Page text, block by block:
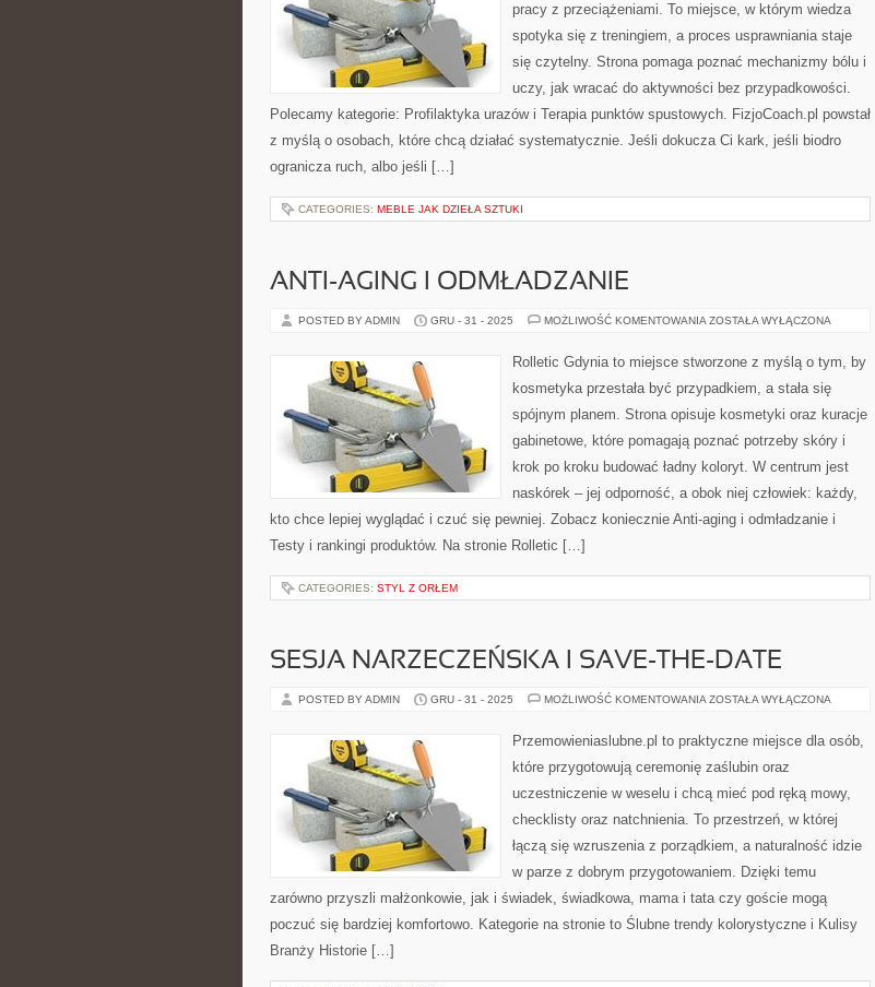
pracy z przeciążeniami. To miejsce, w którym wiedza
spotyka się z treningiem, a proces usprawniania staje
się czytelny. Strona pomaga poznać mechanizmy bólu i
uczy, jak wracać do aktywności bez przypadkowości.
Polecamy kategorie: Profilaktyka urazów i Terapia punktów spustowych. FizjoCoach.pl powstał
z myślą o osobach, które chcą działać systematycznie. Jeśli dokucza Ci kark, jeśli biodro
ogranicza ruch, albo jeśli […]
CATEGORIES: MEBLE JAK DZIEŁA SZTUKI
ANTI-AGING I ODMŁADZANIE
POSTED BY ADMIN GRU - 31 - 2025 MOŻLIWOŚĆ KOMENTOWANIA ANTI-
ODMŁADZANIE
ZOSTAŁA WYŁĄCZONA
Rolletic Gdynia to miejsce stworzone z myślą o tym, by
kosmetyka przestała być przypadkiem, a stała się
spójnym planem. Strona opisuje kosmetyki oraz kuracje
gabinetowe, które pomagają poznać potrzeby skóry i
krok po kroku budować ładny koloryt. W centrum jest
naskórek – jej odporność, a obok niej człowiek: każdy,
kto chce lepiej wyglądać i czuć się pewniej. Zobacz koniecznie Anti-aging i odmładzanie i
Testy i rankingi produktów. Na stronie Rolletic […]
CATEGORIES: STYL Z ORŁEM
SESJA NARZECZEŃSKA I SAVE-THE-DATE
POSTED BY ADMIN GRU - 31 - 2025 MOŻLIWOŚĆ KOMENTOWANIA SESJA
SAVE-
THE-
ZOSTAŁA WYŁĄCZONA
Przemowieniaslubne.pl to praktyczne miejsce dla osób,
które przygotowują ceremonię zaślubin oraz
uczestniczenie w weselu i chcą mieć pod ręką mowy,
checklisty oraz natchnienia. To przestrzeń, w której
łączą się wzruszenia z porządkiem, a naturalność idzie
w parze z dobrym przygotowaniem. Dzięki temu
zarówno przyszli małżonkowie, jak i świadek, świadkowa, mama i tata czy goście mogą
poczuć się bardziej komfortowo. Kategorie na stronie to Ślubne trendy kolorystyczne i Kulisy
Branży Historie […]